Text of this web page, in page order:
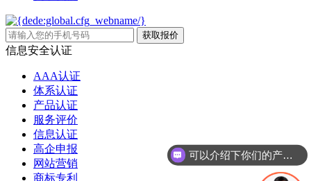
信息安全认证
AAA认证
体系认证
产品认证
服务评价
信息认证
高企申报
网站营销
商标专利
可以介绍下你们的产品么